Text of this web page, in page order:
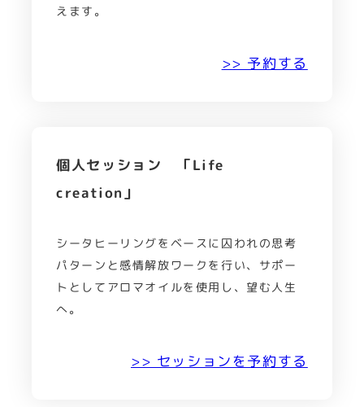
えます。
>> 予約する
個人セッション 「Life
creation」
シータヒーリングをベースに囚われの思考
パターンと感情解放ワークを行い、サポー
トとしてアロマオイルを使用し、望む人生
へ。
>> セッションを予約する